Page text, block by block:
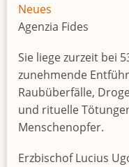
Neues
Agenzia Fides
Sie liege zurzeit bei
zunehmende
Raubüberfälle,
und rituelle
Menschenopfer.
Erzbischof Lucius